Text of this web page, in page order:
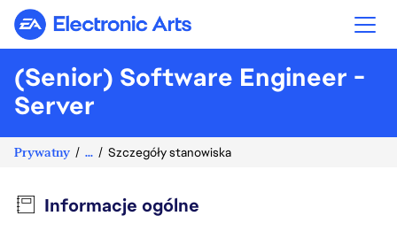
Electronic Arts
(Senior) Software Engineer -
Server
Prywatny ... Szczegóły stanowiska
Informacje ogólne